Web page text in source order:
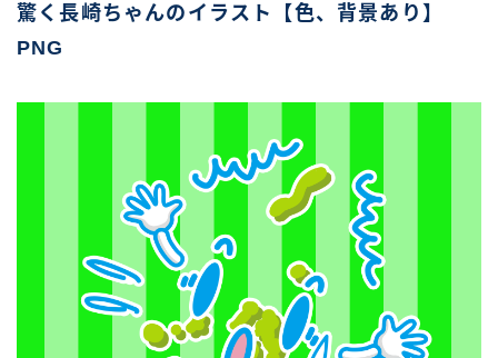
お問い合わせ
驚く長崎ちゃんのイラスト【色、背景あり】
PNG